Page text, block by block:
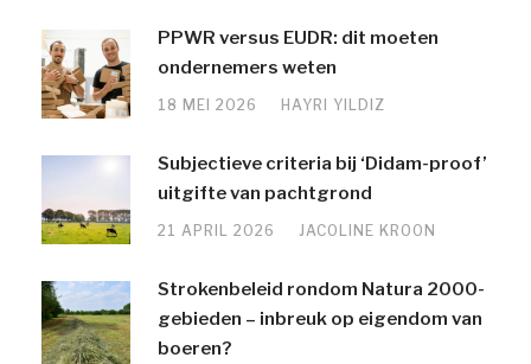
PPWR versus EUDR: dit moeten
ondernemers weten
18 MEI 2026 HAYRI YILDIZ
Subjectieve criteria bij ‘Didam-proof’
uitgifte van pachtgrond
21 APRIL 2026 JACOLINE KROON
Strokenbeleid rondom Natura 2000-
gebieden – inbreuk op eigendom van
boeren?